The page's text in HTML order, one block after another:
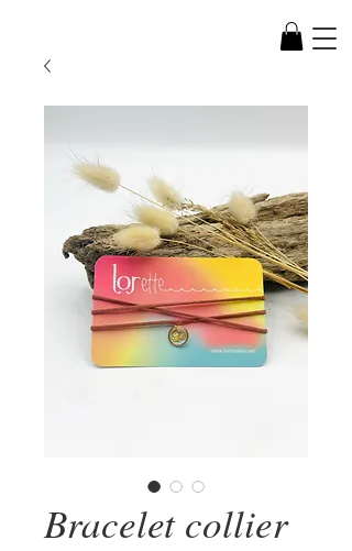
Bracelet collier